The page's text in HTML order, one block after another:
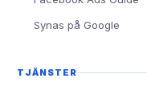
Synas på Google
TJÄNSTER